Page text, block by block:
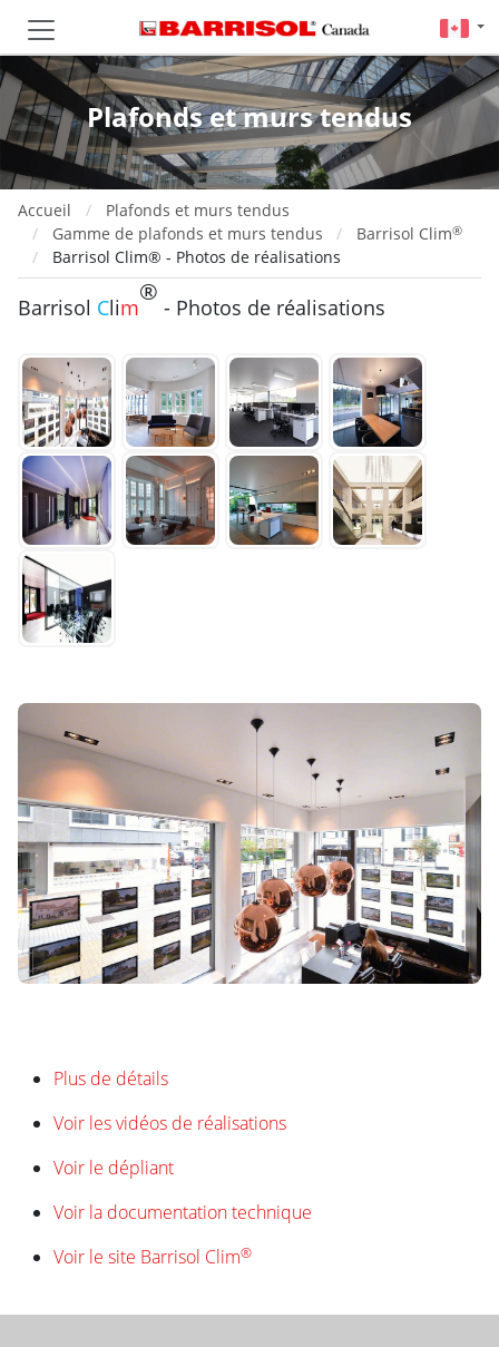
Plafonds et murs tendus
Accueil
Plafonds et murs tendus
Gamme de plafonds et murs tendus
Barrisol Clim®
Barrisol Clim® - Photos de réalisations
Barrisol Clim
®
​ - Photos de réalisations
Plus de détails
Voir les vidéos de réalisations
Voir le dépliant
Voir la documentation technique
Voir le site Barrisol Clim®